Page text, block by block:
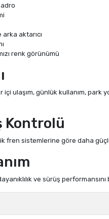
aktarıcı
renk görünümü
içi ulaşım, günlük kullanım,
Kontrolü
fren sistemlerine göre daha
ve sürüş